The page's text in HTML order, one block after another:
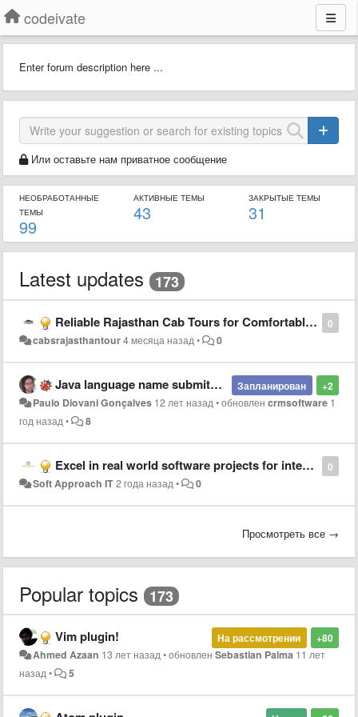
codeivate
Enter forum description here ...
Или оставьте нам приватное сообщение
НЕОБРАБОТАННЫЕ
ТЕМЫ
99
АКТИВНЫЕ ТЕМЫ
43
ЗАКРЫТЫЕ ТЕМЫ
31
Latest updates 173
0
Reliable Rajasthan Cab Tours for Comfortable Travel Experience
cabsrajasthantour4 месяца назад• 0
+2
Запланирован
Java language name submited different from SublimeText and JetBrains
Paulo Diovani Gonçalves 12 лет назад•обновленcrmsoftware 1
год назад• 8
0
Excel in real world software projects for interns at Soft Approach IT!
Soft Approach IT2 года назад• 0
Просмотреть все →
Popular topics 173
+80
На рассмотрении
Vim plugin!
Ahmed Azaan 13 лет назад•обновленSebastian Palma 11 лет
назад• 5